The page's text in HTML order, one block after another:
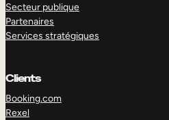
Secteur publique
Partenaires
Services stratégiques
Clients
Booking.com
Rexel